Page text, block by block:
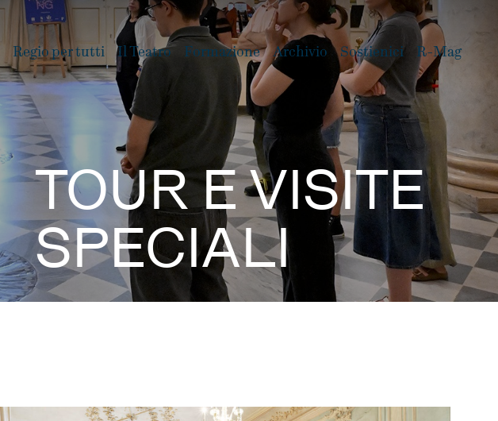
Regio per tutti Il Teatro Formazione Archivio Sostienici R-Mag
TOUR E VISITE
SPECIALI